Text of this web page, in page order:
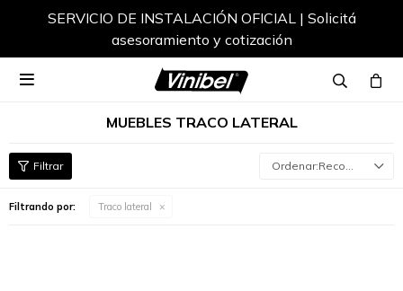
SERVICIO DE INSTALACIÓN OFICIAL | Solicitá
asesoramiento y cotización

MUEBLES TRACO LATERAL
Recomendados
Filtrando por: Traco lateral